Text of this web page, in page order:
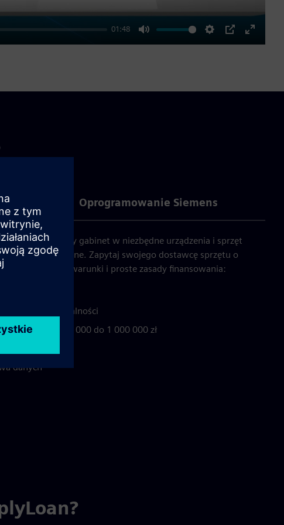
01:48
Mute Settings
PIP
Enter
Oprogramowanie Siemens
swoją klinikę czy gabinet w niezbędne urządzenia i sprzęt
z pożyczki online. Zapytaj swojego dostawcę sprzętu o
To wygodne warunki i proste zasady finansowania:
15 minut
zbędnych formalności
o wartości od 1000 do 1 000 000 zł
danych